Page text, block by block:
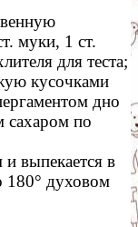
муки, 1 ст.
для теста;
кусочками
дно
по
и выпекается в
180° духовом